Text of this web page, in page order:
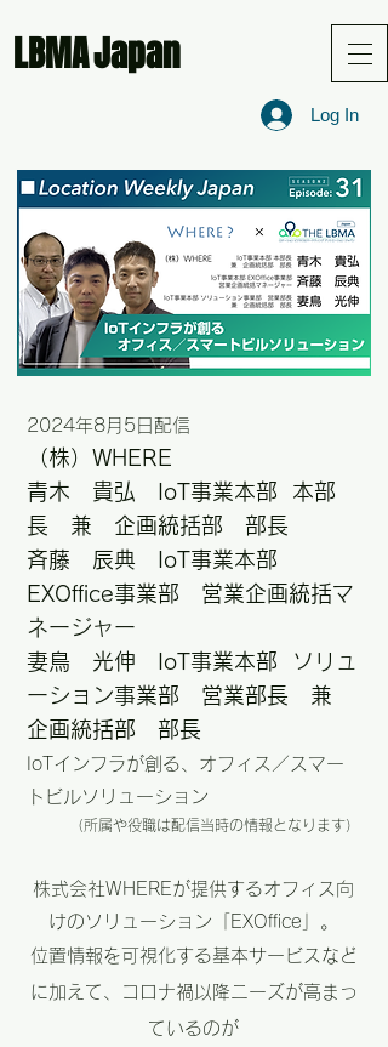
LBMAJapan
Log In
2024年8月5日配信
​（株）WHERE
青木 貴弘
IoT事業本部 本部
長 兼 企画統括部 部長
斉藤 辰典 IoT事業本部
EXOffice事業部 営業企画統括マ
ネージャー
妻鳥 光伸 IoT事業本部 ソリュ
ーション事業部 営業部長 兼
企画統括部 部長
IoTインフラが創る、オフィス／スマー
トビルソリューション
（所属や役職は配信当時の情報となります）
​株式会社WHEREが提供するオフィス向
けのソリューション「EXOffice」。
位置情報を可視化する基本サービスなど
に加えて、コロナ禍以降ニーズが高まっ
ているのが